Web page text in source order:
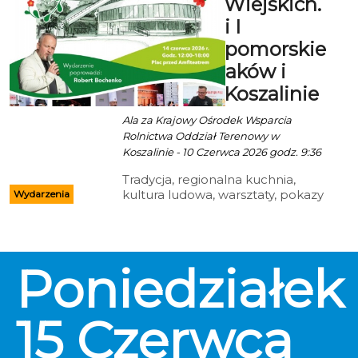
osób oraz organizacji pracujących
na rzecz mieszkańców.
Wydarzenia
Przed nami I
Zachodniopomorskie
Święto Smaków i
Tradycji w Koszalinie
Ala za Krajowy Ośrodek Wsparcia
Rolnictwa Oddział Terenowy w
Koszalinie - 10 Czerwca 2026 godz. 9:36
Tradycja, regionalna kuchnia,
kultura ludowa, warsztaty, pokazy
Zachodniopomorskiego Święta
Smaków i Tradycji. Wydarzenie
połączone z Kongresem Kół
Gospodyń Wiejskich odbędzie się
przed Amfiteatrem w Koszalinie.
Poniedziałek
15 Czerwca